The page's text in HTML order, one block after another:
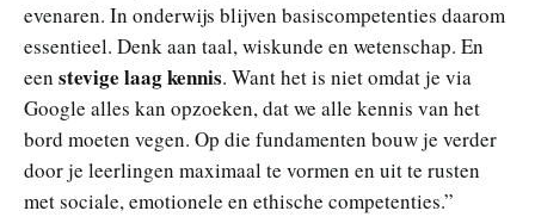
evenaren. In onderwijs blijven basiscompetenties daarom
essentieel. Denk aan taal, wiskunde en wetenschap. En
een stevige laag kennis. Want het is niet omdat je via
Google alles kan opzoeken, dat we alle kennis van het
bord moeten vegen. Op die fundamenten bouw je verder
door je leerlingen maximaal te vormen en uit te rusten
met sociale, emotionele en ethische competenties.”